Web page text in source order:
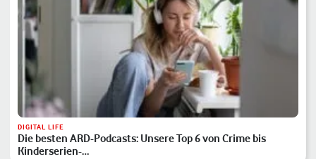
DIGITAL LIFE
Die besten ARD-Podcasts: Unsere Top 6 von Crime bis
Kinderserien-…